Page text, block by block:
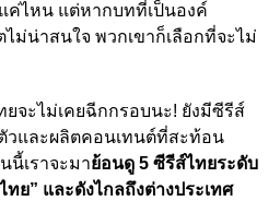
ไหน แต่หากบทที่เป็นองค์
ม่น่าสนใจ พวกเขาก็เลือกที่จะไม่
จะไม่เคยฉีกกรอบนะ! ยังมีซีรีส์
วและผลิตคอนเทนต์ที่สะท้อน
นี้เราจะมาย้อนดู5 ซีรีส์ไทยระดับ
ทย” และดังไกลถึงต่างประเทศ